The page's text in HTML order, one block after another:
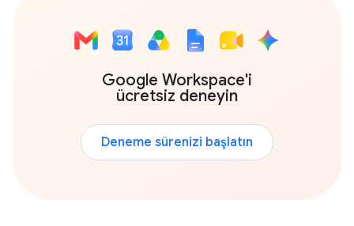
Google Workspace'i
ücretsiz deneyin
Deneme sürenizi başlatın